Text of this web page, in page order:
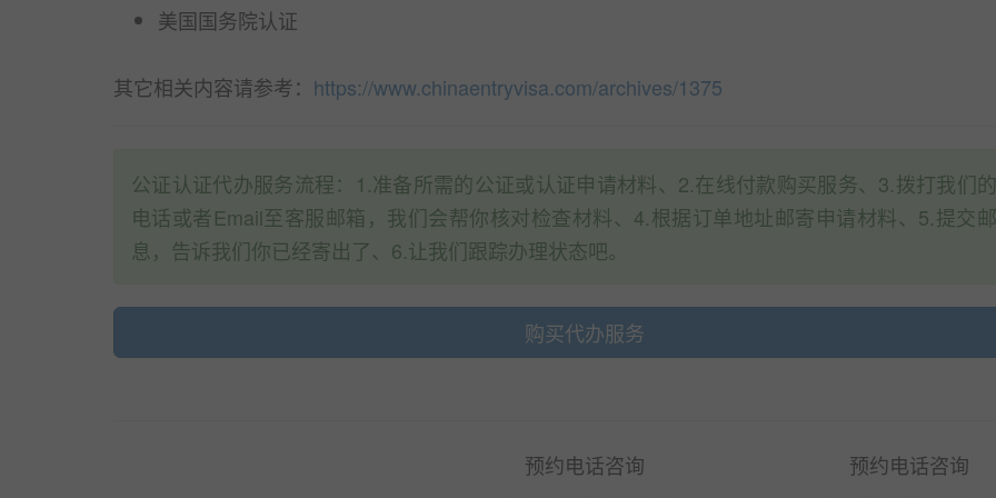
美国国务院认证
其它相关内容请参考： https://www.chinaentryvisa.com/archives/1375
公证认证代办服务流程：1.准备所需的公证或认证申请材料、2.在线付款购买服务、3.拨打我们
电话或者Email至客服邮箱，我们会帮你核对检查材料、4.根据订单地址邮寄申请材料、5.提交
息，告诉我们你已经寄出了、6.让我们跟踪办理状态吧。
购买代办服务
预约电话咨询 预约电话咨询